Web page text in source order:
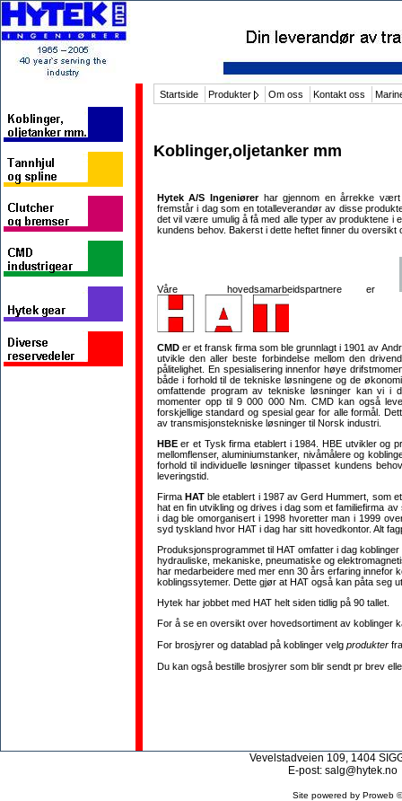
Startside Produkter Om oss Kontakt oss
Koblinger,oljetanker mm
Hytek A/S Ingeniører har gjennom en årrekke vært
fremstår i dag som en totalleverandør av disse
det vil være umulig å få med alle typer av produktene i
kundens behov. Bakerst i dette heftet finner du
Våre hovedsamarbeidspartnere er
CMDer et fransk firma som ble grunnlagt i 1901 av
utvikle den aller beste forbindelse mellom den
pålitelighet. En spesialisering innenfor høye
både i forhold til de tekniske løsningene og de
omfattende program av tekniske løsninger kan vi i
momenter opp til 9 000 000 Nm. CMD kanogså
forskjellige standard og spesial gear for alle formål.
av transmisjonstekniske løsninger til Norsk industri.
HBEer et Tysk firma etablert i 1984. HBE utvikler og
mellomflenser, aluminiumstanker, nivåmålere og
forhold til individuelle løsninger tilpasset kundens
leveringstid.
FirmaHATble etablert i 1987 av Gerd Hummert, som
hat en fin utvikling og drives i dag som et familiefirma
i dag ble omorganisert i 1998 hvoretter man i 1999
syd tyskland hvor HAT i dag har sitt hovedkontor. Alt
Produksjonsprogrammet til HAT omfatter i dag
hydrauliske, mekaniske, pneumatiske og
har medarbeidere med mer enn 30 års erfaring innefor
koblingssytemer. Dette gjør at HAT også kan påta seg
Hytek har jobbet med HAT helt siden tidlig på 90 tallet.
For å se en oversikt over hovedsortiment av koblinger
For brosjyrer og datablad på koblinger velg produkter
Du kan også bestille brosjyrer som blir sendt pr brev
Vevelstadveien 109, 1404
E-post: salg@hytek.no
Site powered by Proweb ©